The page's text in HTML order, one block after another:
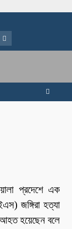
LinkedIn
প্রদেশে এক
জঙ্গিরা হত্যা
হয়েছেন বলে